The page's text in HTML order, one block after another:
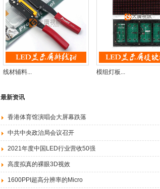
线材辅料... 模组灯板...
最新资讯
香港体育馆演唱会大屏幕跌落
中共中央政治局会议召开
2021年度中国LED行业营收50强
高度拟真的裸眼3D视效
1600PPI超高分辨率的Micro